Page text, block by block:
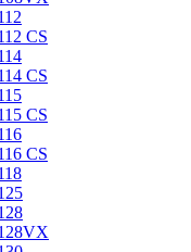
CS
CS
CS
CS